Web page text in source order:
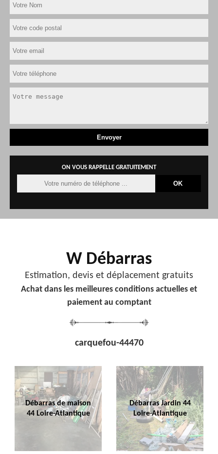
ON VOUS RAPPELLE GRATUITEMENT
W Débarras
Estimation, devis et déplacement gratuits
Achat dans les meilleures conditions actuelles et
paiement au comptant
carquefou-44470
Débarras de maison
44 Loire-Atlantique
Débarras Jardin 44
Loire-Atlantique